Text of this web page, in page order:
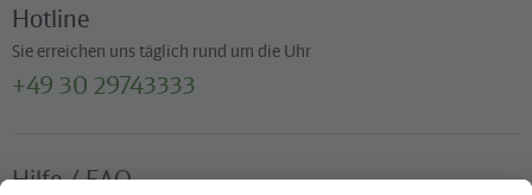
Hotline
Sie erreichen uns täglich rund um die Uhr
+49 30 29743333
Hilfe / FAQ